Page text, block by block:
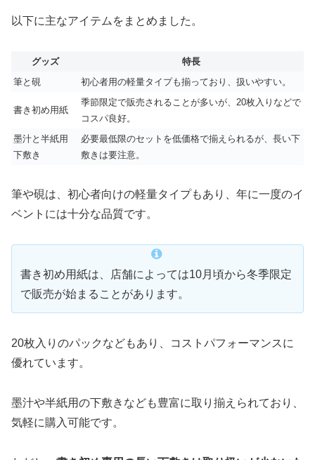
以下に主なアイテムをまとめました。
グッズ
特長
筆と硯
初心者用の軽量タイプも揃っており、扱いやすい。
書き初め用紙
季節限定で販売されることが多いが、20枚入りなどで
コスパ良好。
墨汁と半紙用
下敷き
必要最低限のセットを低価格で揃えられるが、長い下
敷きは要注意。
筆や硯は、初心者向けの軽量タイプもあり、年に一度のイ
ベントには十分な品質です。
書き初め用紙は、店舗によっては10月頃から冬季限定
で販売が始まることがあります。
20枚入りのパックなどもあり、コストパフォーマンスに
優れています。
墨汁や半紙用の下敷きなども豊富に取り揃えられており、
気軽に購入可能です。